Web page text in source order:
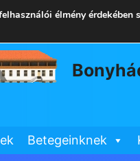
Betegeinknek
élmény érdekében